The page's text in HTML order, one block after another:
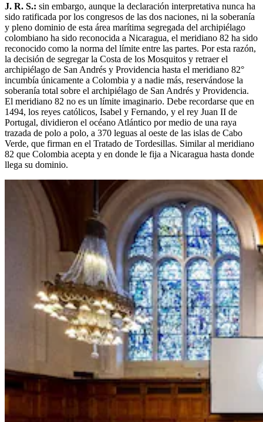
J. R. S.: sin embargo, aunque la declaración interpretativa nunca ha
sido ratificada por los congresos de las dos naciones, ni la soberanía
y pleno dominio de esta área marítima segregada del archipiélago
colombiano ha sido reconocida a Nicaragua, el meridiano 82 ha sido
reconocido como la norma del límite entre las partes. Por esta razón,
la decisión de segregar la Costa de los Mosquitos y retraer el
archipiélago de San Andrés y Providencia hasta el meridiano 82°
incumbía únicamente a Colombia y a nadie más, reservándose la
soberanía total sobre el archipiélago de San Andrés y Providencia.
El meridiano 82 no es un límite imaginario. Debe recordarse que en
1494, los reyes católicos, Isabel y Fernando, y el rey Juan II de
Portugal, dividieron el océano Atlántico por medio de una raya
trazada de polo a polo, a 370 leguas al oeste de las islas de Cabo
Verde, que firman en el Tratado de Tordesillas. Similar al meridiano
82 que Colombia acepta y en donde le fija a Nicaragua hasta donde
llega su dominio.